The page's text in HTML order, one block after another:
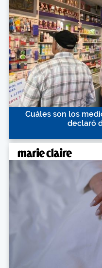
Cuáles son los
declaró